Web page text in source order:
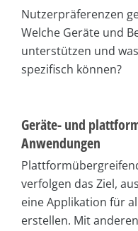
Nutzerpräferenzen
Welche Geräte und
unterstützen und
spezifisch können?
Geräte- und
Anwendungen
verfolgen das Ziel,
eine Applikation für
erstellen. Mit